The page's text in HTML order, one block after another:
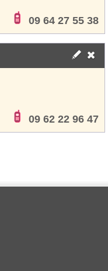
09 64 27 55 38
09 62 22 96 47